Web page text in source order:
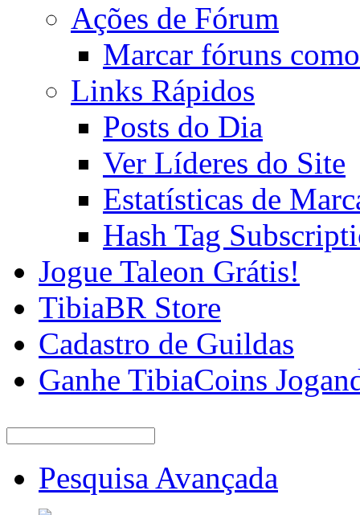
Ações de Fórum
Marcar fóruns
Links Rápidos
Posts do Dia
Ver Líderes do Site
Estatísticas de
Hash Tag
Jogue Taleon Grátis!
TibiaBR Store
Cadastro de Guildas
Ganhe TibiaCoins
Pesquisa Avançada